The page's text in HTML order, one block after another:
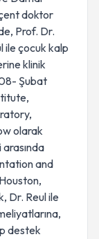
doktor
Prof. Dr.
ile çocuk kalp
klinik
Şubat
olarak
and
Dr. Reul ile
destek